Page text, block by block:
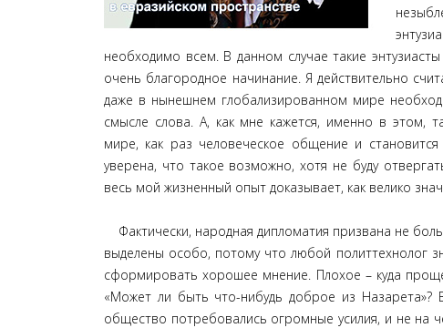
необходимо всем. В данном случае такие
очень благородное начинание. Я действительно
даже в нынешнем глобализированном мире
смысле слова. А, как мне кажется, именно в этом,
мире, как раз человеческое общение и
уверена, что такое возможно, хотя не буду
весь мой жизненный опыт доказывает, как велико
Фактически, народная дипломатия призвана не
выделены особо, потому что любой политтехнолог
сформировать хорошее мнение. Плохое – куда
«Может ли быть что-нибудь доброе из
общество потребовались огромные усилия, и не на